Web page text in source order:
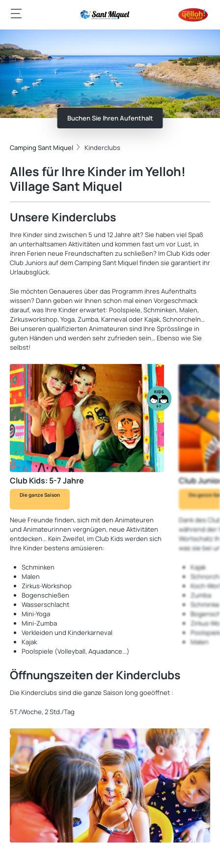
Buchen Sie Ihren Aufenthalt
Camping Sant Miquel Kinderclubs
Alles für Ihre Kinder im Yelloh!
Village Sant Miquel
Unsere Kinderclubs
Ihre Kinder sind zwischen 5 und 12 Jahre alt? Sie haben viel Spaß
an unterhaltsamen Aktivitäten und kommen fast um vor Lust, in
ihren Ferien neue Freundschaften zu schließen? Im Club Kids oder
Club Juniors auf dem Camping Sant Miquel finden sie garantiert ihr
Urlaubsglück.
Sie möchten Genaueres über das Programm ihres Aufenthalts
wissen? Dann geben wir Ihnen schon mal einen Vorgeschmack
darauf, was Ihre Kinder erwartet: Poolspiele, Schminken, Malen,
Zirkusworkshop, Yoga, Zumba, Karneval oder Kajak, Schnorcheln…
Bei unseren qualifizierten Animateuren sind Ihre Sprösslinge in
guten Händen und werden sehr zufrieden sein… Ebenso wie Sie
selbst!
Club Kids: 5-7 Jahre
Die ganze Saison
Neue Freunde finden, sich mit den Animateuren
und Animateurinnen vergnügen, neue Aktivitäten
entdecken... Kein Zweifel, im Club Kids werden sich
Ihre Kinder bestens amüsieren:
Schminken
Malen
Zirkus-Workshop
Bogenschießen
Wasserschlacht
Mini-Yoga
Mini-Zumba
Verkleiden und Kinderkarneval
Kajak
Poolspiele (Volleyball, Aquadance...)
Club
Die ganze
Dank des
während der
Wortschatz
was sie bei
Kajak
Koch-
Zumba
Zirkus-
Malen
Öffnungszeiten der Kinderclubs
Die Kinderclubs sind die ganze Saison long goeöffnet :
5T./Woche, 2 Std./Tag